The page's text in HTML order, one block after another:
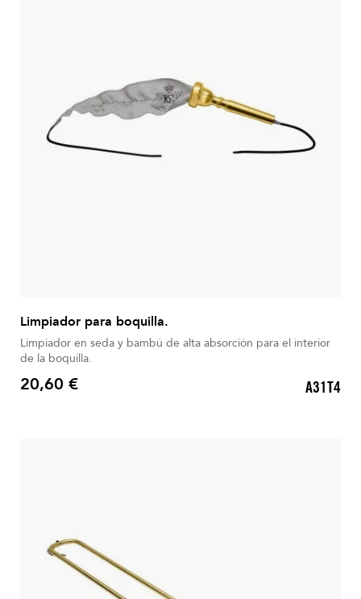
Limpiador para boquilla.
Limpiador en seda y bambú de alta absorción para el interior
de la boquilla.
Precio
20,60 € A31T4